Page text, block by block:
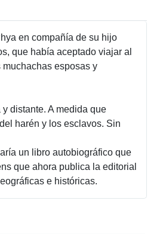
en compañía de su hijo
que había aceptado viajar al
esposas y
distante. A medida que
harén y los esclavos. Sin
un libro autobiográfico que
que ahora publica la editorial
e históricas.